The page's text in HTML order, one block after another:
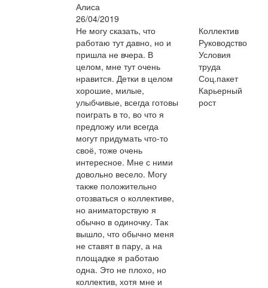
Алиса
26/04/2019
Не могу сказать, что
работаю тут давно, но и
пришла не вчера. В
целом, мне тут очень
нравится. Детки в целом
хорошие, милые,
улыбчивые, всегда готовы
поиграть в то, во что я
предложу или всегда
могут придумать что-то
своё, тоже очень
интересное. Мне с ними
довольно весело. Могу
также положительно
отозваться о коллективе,
но аниматорствую я
обычно в одиночку. Так
вышло, что обычно меня
не ставят в пару, а на
площадке я работаю
одна. Это не плохо, но
коллектив, хотя мне и
Коллектив
Руководство
Условия
труда
Соц.пакет
Карьерный
рост